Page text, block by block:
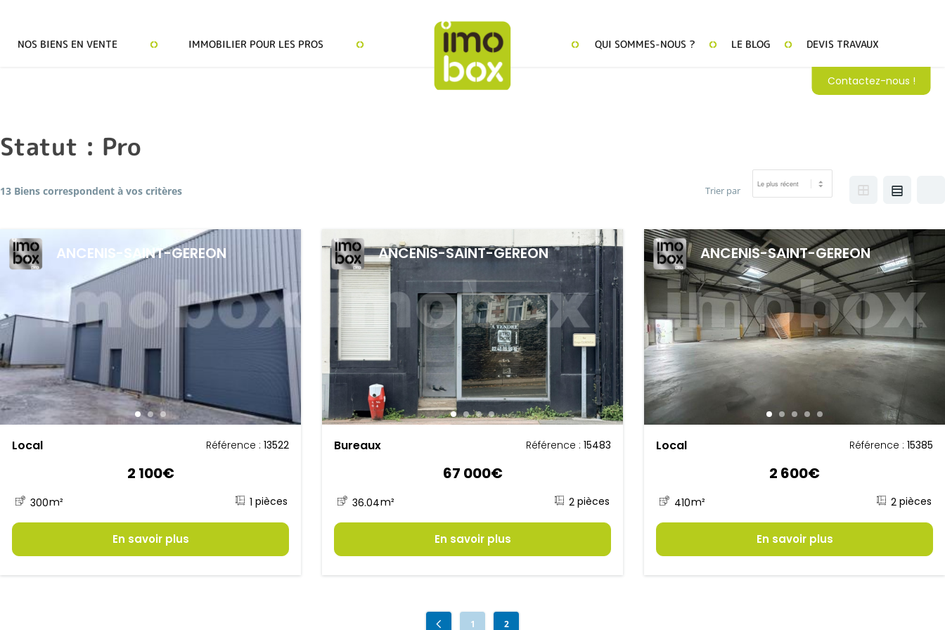
NOS BIENS EN VENTE IMMOBILIER POUR LES PROS QUI SOMMES-NOUS ? LE BLOG DEVIS TRAVAUX
Contactez-nous !
Statut : Pro
13 Biens correspondent à vos critères Trier par
ANCENIS-SAINT-GEREON
Local Référence : 13522
2 100€
300m² 1
En savoir plus
ANCENIS-SAINT-GEREON
Bureaux Référence : 15483
67 000€
36.04m² 2
En savoir plus
ANCENIS-SAINT-GEREON
Local Référence : 15385
2 600€
410m² 2
En savoir plus
1 2